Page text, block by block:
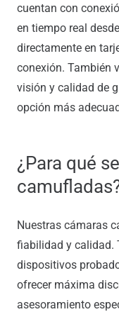
cuentan con
en tiempo real
directamente en
conexión. También
visión y calidad de
opción más
¿Para qué
Nuestras cámaras
fiabilidad y calidad.
dispositivos
ofrecer máxima
asesoramiento